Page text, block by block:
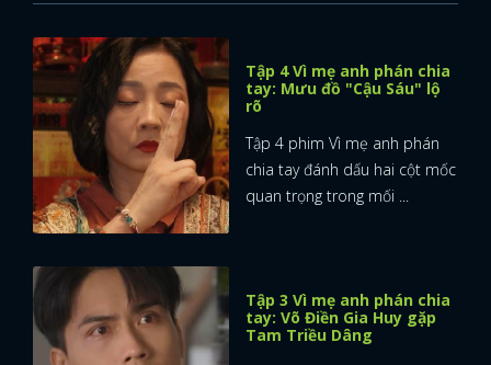
Tập 4 Vì mẹ anh phán chia
tay: Mưu đồ "Cậu Sáu" lộ
rõ
Tập 4 phim Vì mẹ anh phán
chia tay đánh dấu hai cột mốc
quan trọng trong mối ...
Tập 3 Vì mẹ anh phán chia
tay: Võ Điền Gia Huy gặp
Tam Triều Dâng